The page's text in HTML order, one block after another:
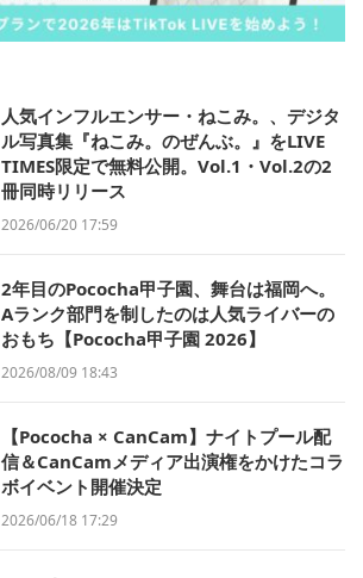
人気インフルエンサー・ねこみ。、デジタ
ル写真集『ねこみ。のぜんぶ。』をLIVE
TIMES限定で無料公開。Vol.1・Vol.2の2
冊同時リリース
2026/06/20 17:59
2年目のPococha甲子園、舞台は福岡へ。
Aランク部門を制したのは人気ライバーの
おもち【Pococha甲子園 2026】
2026/08/09 18:43
【Pococha × CanCam】ナイトプール配
信＆CanCamメディア出演権をかけたコラ
ボイベント開催決定
2026/06/18 17:29